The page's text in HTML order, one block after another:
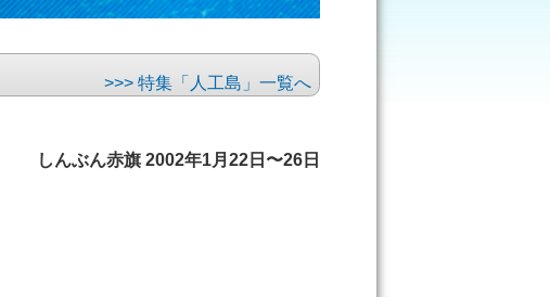
>>> 特集「人工島」一覧へ
しんぶん赤旗 2002年1月22日〜26日